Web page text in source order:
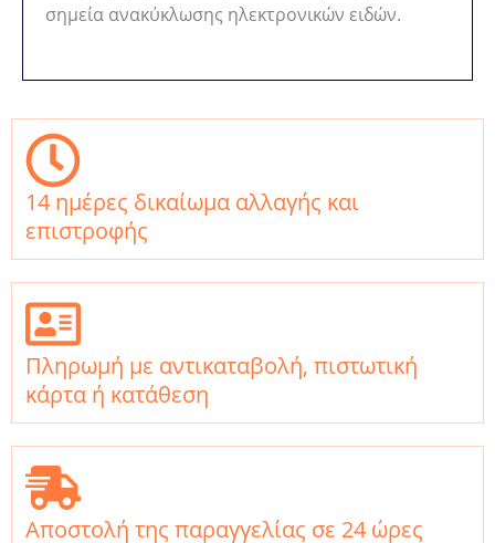
σημεία ανακύκλωσης ηλεκτρονικών ειδών.
14 ημέρες δικαίωμα αλλαγής και
επιστροφής
Πληρωμή με αντικαταβολή, πιστωτική
κάρτα ή κατάθεση
Αποστολή της παραγγελίας σε 24 ώρες